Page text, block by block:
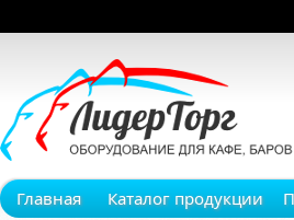
Главная Каталог продукции